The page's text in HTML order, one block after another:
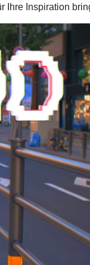
Ihre Inspiration